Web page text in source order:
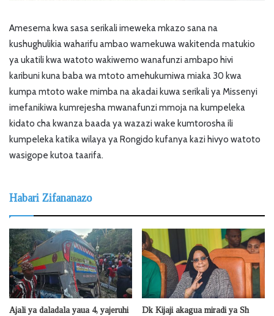
Amesema kwa sasa serikali imeweka mkazo sana na
kushughulikia waharifu ambao wamekuwa wakitenda matukio
ya ukatili kwa watoto wakiwemo wanafunzi ambapo hivi
karibuni kuna baba wa mtoto amehukumiwa miaka 30 kwa
kumpa mtoto wake mimba na akadai kuwa serikali ya Missenyi
imefanikiwa kumrejesha mwanafunzi mmoja na kumpeleka
kidato cha kwanza baada ya wazazi wake kumtorosha ili
kumpeleka katika wilaya ya Rongido kufanya kazi hivyo watoto
wasigope kutoa taarifa.
Habari Zifananazo
Ajali ya daladala yaua 4, yajeruhi
Dk Kijaji akagua miradi ya Sh